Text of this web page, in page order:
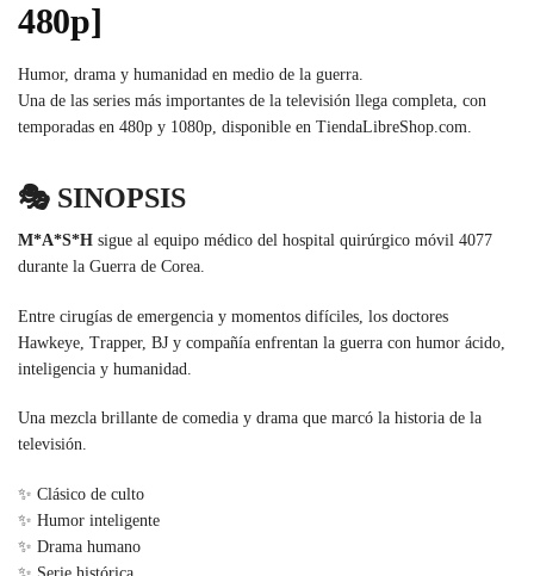
480p]
Humor, drama y humanidad en medio de la guerra.
Una de las series más importantes de la televisión llega completa, con
temporadas en 480p y 1080p, disponible en TiendaLibreShop.com.
🎭 SINOPSIS
M*A*S*H sigue al equipo médico del hospital quirúrgico móvil 4077
durante la Guerra de Corea.
Entre cirugías de emergencia y momentos difíciles, los doctores
Hawkeye, Trapper, BJ y compañía enfrentan la guerra con humor ácido,
inteligencia y humanidad.
Una mezcla brillante de comedia y drama que marcó la historia de la
televisión.
✨ Clásico de culto
✨ Humor inteligente
✨ Drama humano
✨ Serie histórica